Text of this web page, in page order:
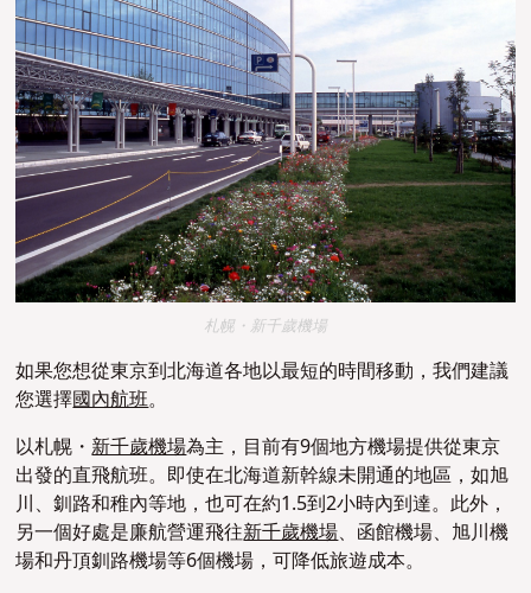
札幌・新千歲機場
如果您想從東京到北海道各地以最短的時間移動，我們建議
您選擇國內航班。
以札幌・新千歲機場為主，目前有9個地方機場提供從東京
出發的直飛航班。即使在北海道新幹線未開通的地區，如旭
川、釧路和稚內等地，也可在約1.5到2小時內到達。此外，
另一個好處是廉航營運飛往新千歲機場、函館機場、旭川機
場和丹頂釧路機場等6個機場，可降低旅遊成本。